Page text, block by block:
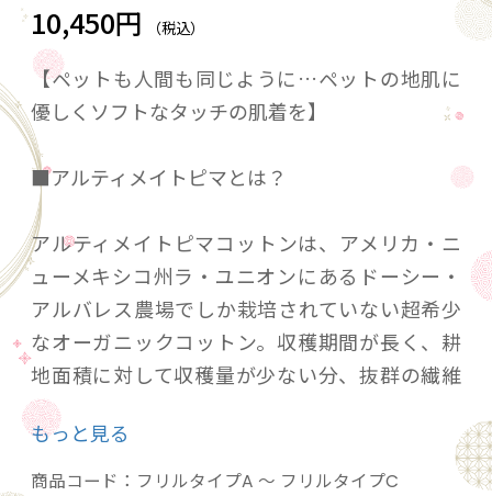
10,450円 （税込）
【ペットも人間も同じように…ペットの地肌に
優しくソフトなタッチの肌着を】
■アルティメイトピマとは？
アルティメイトピマコットンは、アメリカ・ニ
ューメキシコ州ラ・ユニオンにあるドーシー・
アルバレス農場でしか栽培されていない超希少
なオーガニックコットン。収穫期間が長く、耕
地面積に対して収穫量が少ない分、抜群の繊維
長と繊維強力を備えています。
■AVVERA(アジェラ）のオリジナルスムースニッ
もっと見る
商品コード： フリルタイプA ～ フリルタイプC